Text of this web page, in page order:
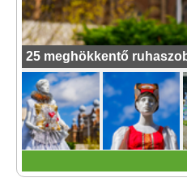
25 meghökkentő